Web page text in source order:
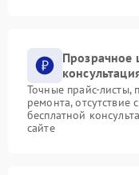
Прозрачное
Точные прайс-листы,
ремонта, отсутствие
бесплатной
сайте